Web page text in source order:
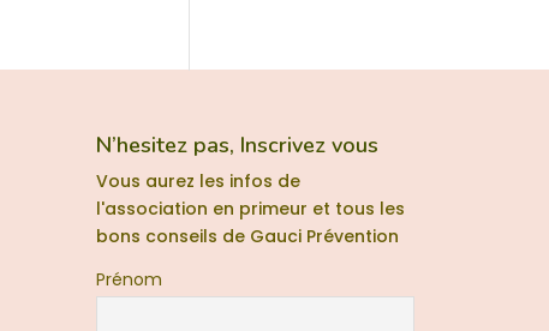
N’hesitez pas, Inscrivez vous
Vous aurez les infos de
l'association en primeur et tous les
bons conseils de Gauci Prévention
Prénom